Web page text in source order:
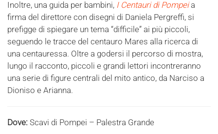
Inoltre, una guida per bambini, I Centauri di Pompeia
firma del direttore con disegni di Daniela Pergreffi, si
prefigge di spiegare un tema “difficile” ai più piccoli,
seguendo le tracce del centauro Mares alla ricerca di
una centauressa. Oltre a godersi il percorso di mostra,
lungo il racconto, piccoli e grandi lettori incontreranno
una serie di figure centrali del mito antico, da Narciso a
Dioniso e Arianna.
Dove: Scavi di Pompei – Palestra Grande